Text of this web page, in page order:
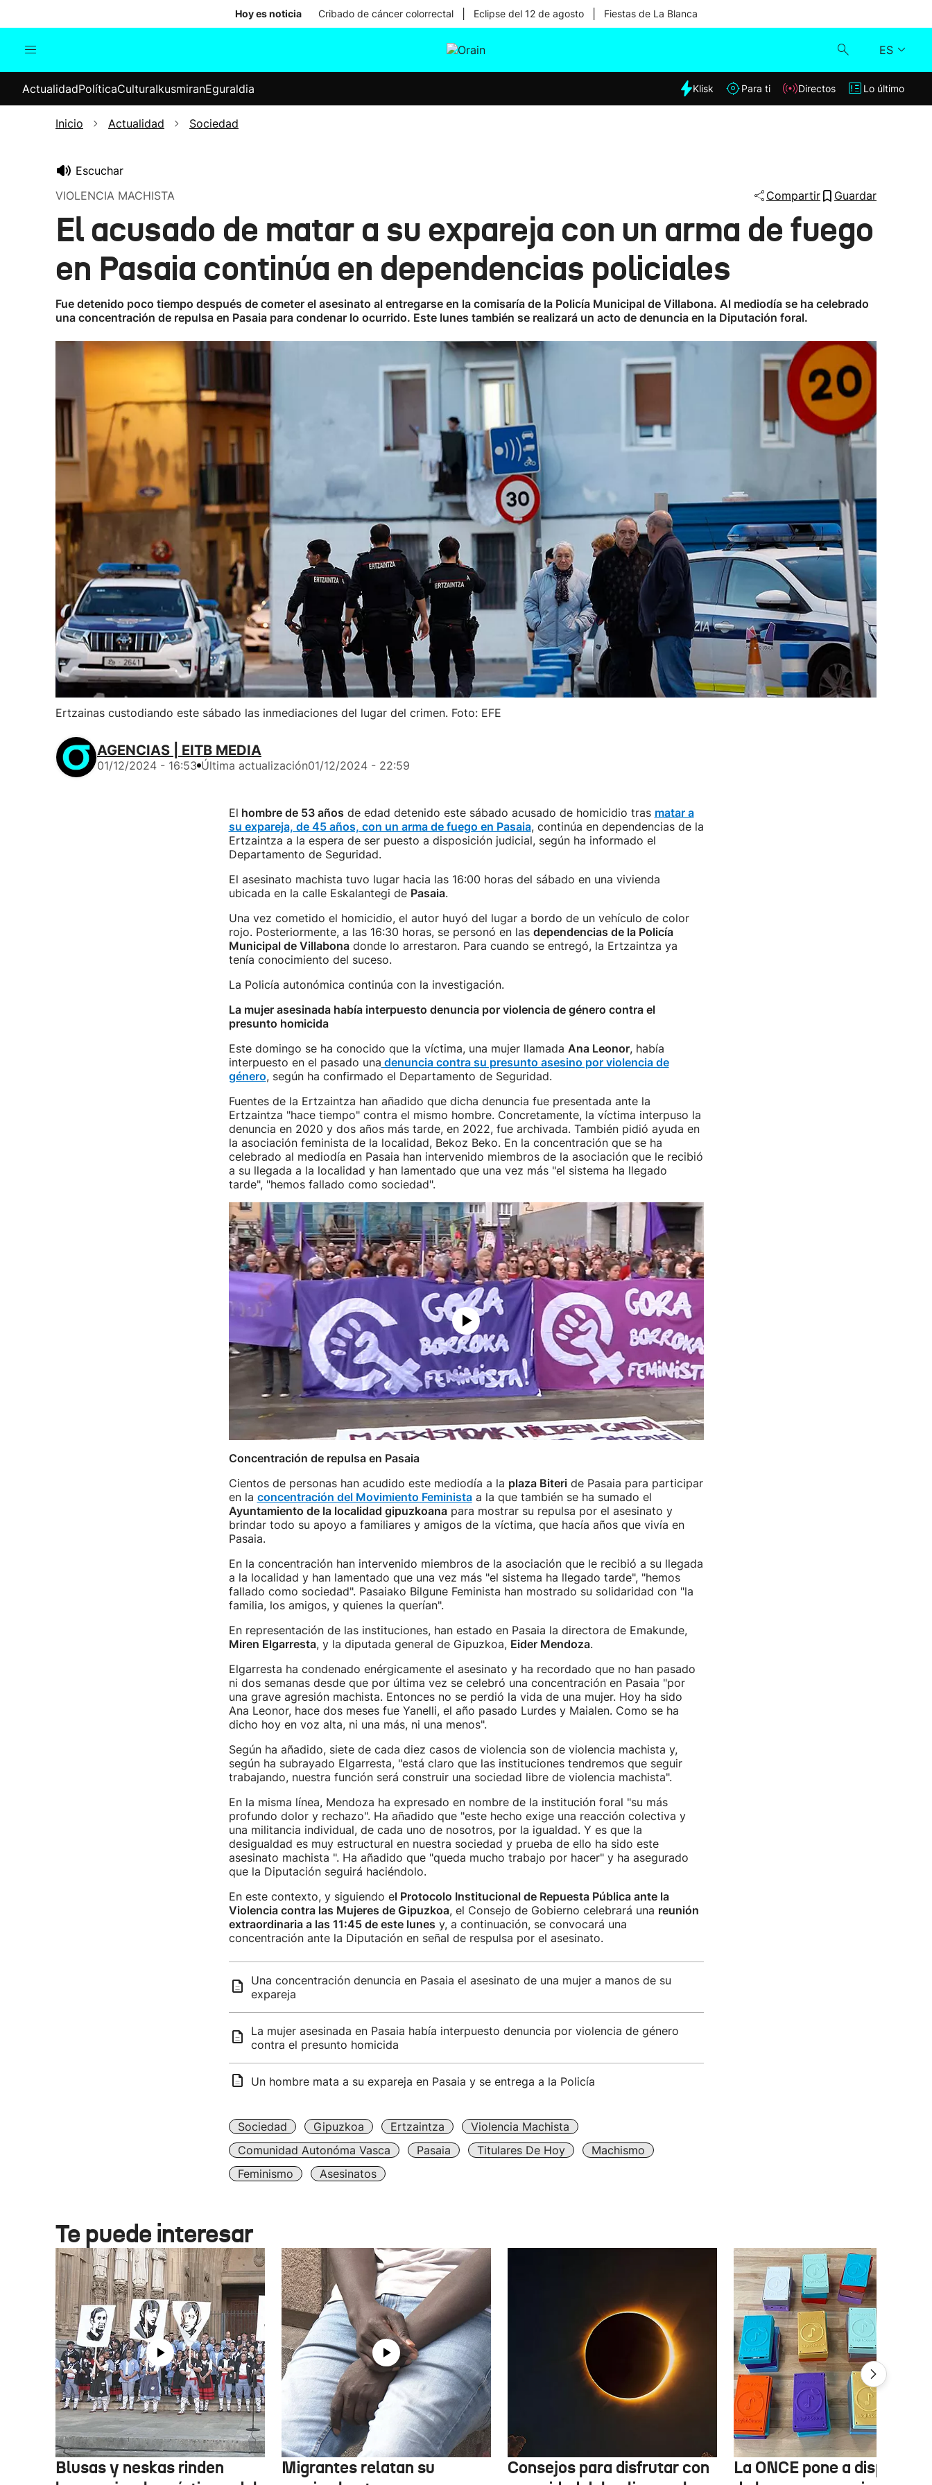
Hoy es noticia Cribado de cáncer colorrectal Eclipse del 12 de agosto Fiestas de La Blanca
ES
Internacional
Elecciones
Klisk
Lo último
ActualidadPolíticaCulturaIkusmiranEguraldia Klisk Para ti Directos Lo último
Inicio Actualidad Sociedad
Escuchar
VIOLENCIA MACHISTA
Compartir Guardar
El acusado de matar a su expareja con un arma de fuego
en Pasaia continúa en dependencias policiales
Fue detenido poco tiempo después de cometer el asesinato al entregarse en la comisaría de la Policía Municipal de Villabona. Al mediodía se ha celebrado
una concentración de repulsa en Pasaia para condenar lo ocurrido. Este lunes también se realizará un acto de denuncia en la Diputación foral.
Ertzainas custodiando este sábado las inmediaciones del lugar del crimen. Foto: EFE
AGENCIAS | EITB MEDIA
01/12/2024 - 16:53 Última actualización01/12/2024 - 22:59
El hombre de 53 años de edad detenido este sábado acusado de homicidio tras matar a
su expareja, de 45 años, con un arma de fuego en Pasaia, continúa en dependencias de la
Ertzaintza a la espera de ser puesto a disposición judicial, según ha informado el
Departamento de Seguridad.
El asesinato machista tuvo lugar hacia las 16:00 horas del sábado en una vivienda
ubicada en la calle Eskalantegi de Pasaia.
Una vez cometido el homicidio, el autor huyó del lugar a bordo de un vehículo de color
rojo. Posteriormente, a las 16:30 horas, se personó en las dependencias de la Policía
Municipal de Villabonadonde lo arrestaron. Para cuando se entregó, la Ertzaintza ya
tenía conocimiento del suceso.
La Policía autonómica continúa con la investigación.
La mujer asesinada había interpuesto denuncia por violencia de género contra el
presunto homicida
Este domingo se ha conocido que la víctima, una mujer llamada Ana Leonor, había
interpuesto en el pasado una denuncia contra su presunto asesino por violencia de
género, según ha confirmado el Departamento de Seguridad.
Fuentes de la Ertzaintza han añadido que dicha denuncia fue presentada ante la
Ertzaintza "hace tiempo" contra el mismo hombre. Concretamente, la víctima interpuso la
denuncia en 2020 y dos años más tarde, en 2022, fue archivada. También pidió ayuda en
la asociación feminista de la localidad, Bekoz Beko. En la concentración que se ha
celebrado al mediodía en Pasaia han intervenido miembros de la asociación que le recibió
a su llegada a la localidad y han lamentado que una vez más "el sistema ha llegado
tarde", "hemos fallado como sociedad".
Concentración de repulsa en Pasaia
Cientos de personas han acudido este mediodía a la plaza Biteride Pasaia para participar
en la concentración del Movimiento Feministaa la que también se ha sumado el
Ayuntamiento de la localidad gipuzkoanapara mostrar su repulsa por el asesinato y
brindar todo su apoyo a familiares y amigos de la víctima, que hacía años que vivía en
Pasaia.
En la concentración han intervenido miembros de la asociación que le recibió a su llegada
a la localidad y han lamentado que una vez más "el sistema ha llegado tarde", "hemos
fallado como sociedad". Pasaiako Bilgune Feminista han mostrado su solidaridad con "la
familia, los amigos, y quienes la querían".
En representación de las instituciones, han estado en Pasaia la directora de Emakunde,
Miren Elgarresta, y la diputada general de Gipuzkoa, Eider Mendoza.
Elgarresta ha condenado enérgicamente el asesinato y ha recordado que no han pasado
ni dos semanas desde que por última vez se celebró una concentración en Pasaia "por
una grave agresión machista. Entonces no se perdió la vida de una mujer. Hoy ha sido
Ana Leonor, hace dos meses fue Yanelli, el año pasado Lurdes y Maialen. Como se ha
dicho hoy en voz alta, ni una más, ni una menos".
Según ha añadido, siete de cada diez casos de violencia son de violencia machista y,
según ha subrayado Elgarresta, "está claro que las instituciones tendremos que seguir
trabajando, nuestra función será construir una sociedad libre de violencia machista".
En la misma línea, Mendoza ha expresado en nombre de la institución foral "su más
profundo dolor y rechazo". Ha añadido que "este hecho exige una reacción colectiva y
una militancia individual, de cada uno de nosotros, por la igualdad. Y es que la
desigualdad es muy estructural en nuestra sociedad y prueba de ello ha sido este
asesinato machista ". Ha añadido que "queda mucho trabajo por hacer" y ha asegurado
que la Diputación seguirá haciéndolo.
En este contexto, y siguiendo el Protocolo Institucional de Repuesta Pública ante la
Violencia contra las Mujeres de Gipuzkoa, el Consejo de Gobierno celebrará una reunión
extraordinaria a las 11:45 de este lunes y, a continuación, se convocará una
concentración ante la Diputación en señal de respulsa por el asesinato.
Una concentración denuncia en Pasaia el asesinato de una mujer a manos de su
expareja
La mujer asesinada en Pasaia había interpuesto denuncia por violencia de género
contra el presunto homicida
Un hombre mata a su expareja en Pasaia y se entrega a la Policía
Sociedad Gipuzkoa Ertzaintza
Violencia Machista
Comunidad Autonóma Vasca
Pasaia Titulares De Hoy
Machismo
Feminismo
Asesinatos
Te puede interesar
Blusas y neskas rinden
Migrantes relatan su
Consejos para disfrutar con
La ONCE pone a